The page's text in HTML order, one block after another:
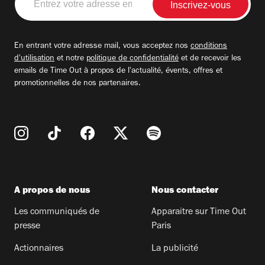
votre
adresse
En entrant votre adresse mail, vous acceptez nos conditions
d'utilisation et notre politique de confidentialité et de recevoir les
emails de Time Out à propos de l'actualité, évents, offres et
promotionnelles de nos partenaires.
A propos de nous
Les communiqués de
presse
Actionnaires
Nous contacter
Apparaitre sur Time Out
Paris
La publicité